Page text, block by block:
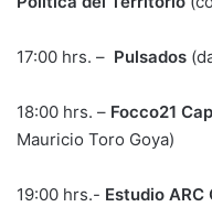
17:00 hrs. – Pulsados
18:00 hrs. – Focco21
Mauricio Toro Goya)
19:00 hrs.- Estudio ARC